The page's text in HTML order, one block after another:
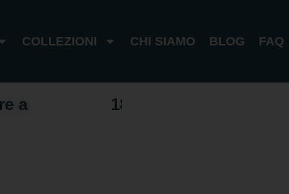
COLLEZIONI CHI SIAMO BLOG FAQ
a 18